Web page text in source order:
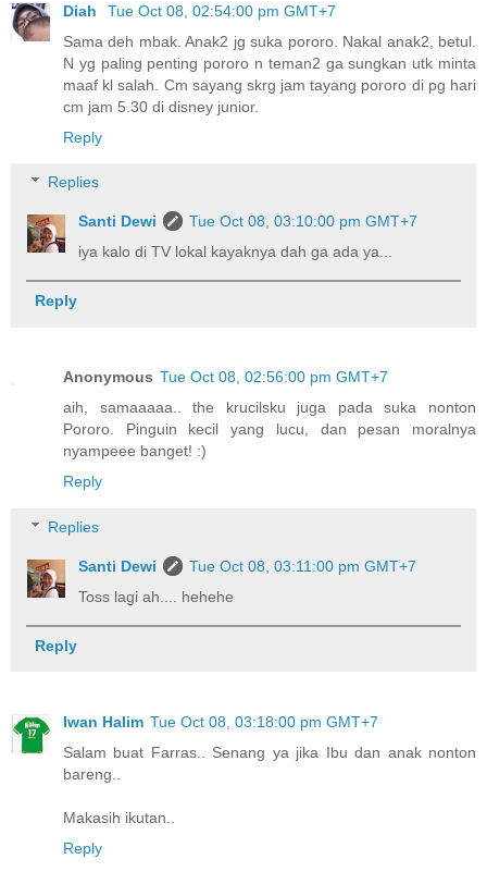
Diah
Tue Oct 08, 02:54:00 pm GMT+7
Sama deh mbak. Anak2 jg suka pororo. Nakal anak2, betul.
N yg paling penting pororo n teman2 ga sungkan utk minta
maaf kl salah. Cm sayang skrg jam tayang pororo di pg hari
cm jam 5.30 di disney junior.
Reply
Replies
Santi Dewi
Tue Oct 08, 03:10:00 pm GMT+7
iya kalo di TV lokal kayaknya dah ga ada ya...
Reply
Anonymous Tue Oct 08, 02:56:00 pm GMT+7
aih, samaaaaa.. the krucilsku juga pada suka nonton
Pororo. Pinguin kecil yang lucu, dan pesan moralnya
nyampeee banget! :)
Reply
Replies
Santi Dewi
Tue Oct 08, 03:11:00 pm GMT+7
Toss lagi ah.... hehehe
Reply
Iwan Halim Tue Oct 08, 03:18:00 pm GMT+7
Salam buat Farras.. Senang ya jika Ibu dan anak nonton
bareng..
Makasih ikutan..
Reply